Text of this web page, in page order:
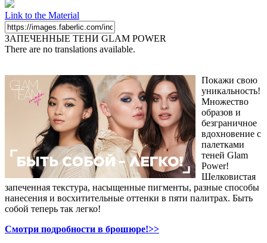
Link to the Material
ЗАПЕЧЕННЫЕ ТЕНИ GLAM POWER
There are no translations available.
Покажи свою
уникальность!
Множество
образов и
безграничное
вдохновение с
палетками
теней Glam
Power!
Шелковистая
запеченная текстура, насыщенные пигменты, разные способы
нанесения и восхитительные оттенки в пяти палитрах. Быть
собой теперь так легко!
Смотри подробности в брошюре!>>